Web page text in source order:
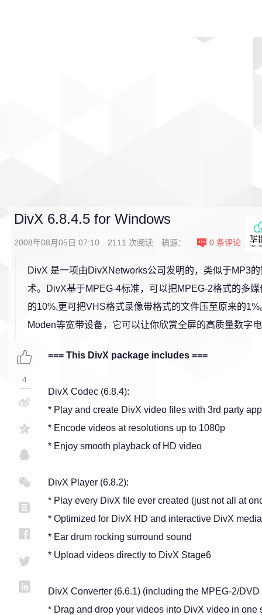
DivX 6.8.4.5 for Windows
2008年08月05日 07:10 2111 次阅读 稿源： 0 条评论
DivX 是一项由DivXNetworks公司发明的，类似于MP3
术。DivX基于MPEG-4标准，可以把MPEG-2格式的多
的10%,更可把VHS格式录像带格式的文件压至原来的
Moden等宽带设备，它可以让你欣赏全屏的高质量数字
=== This DivX package includes ===
DivX Codec (6.8.4):
* Play and create DivX video files with 3rd party
* Encode videos at resolutions up to 1080p
* Enjoy smooth playback of HD video
DivX Player (6.8.2):
* Play every DivX file ever created (just not all at
* Optimized for DivX HD and interactive DivX
* Ear drum rocking surround sound
* Upload videos directly to DivX Stage6
DivX Converter (6.6.1) (including the MPEG-2/DVD
* Drag and drop your videos into DivX video in one
4